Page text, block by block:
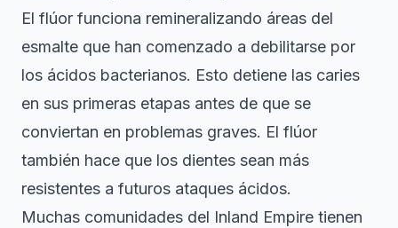
El flúor funciona remineralizando áreas del
esmalte que han comenzado a debilitarse por
los ácidos bacterianos. Esto detiene las caries
en sus primeras etapas antes de que se
conviertan en problemas graves. El flúor
también hace que los dientes sean más
resistentes a futuros ataques ácidos.
Muchas comunidades del Inland Empire tienen